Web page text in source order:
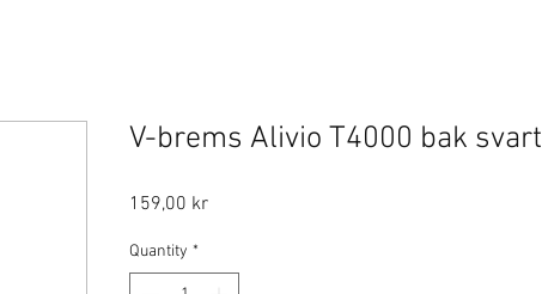
V-brems Alivio T4000 bak svart
159,00 krPrice
Quantity *